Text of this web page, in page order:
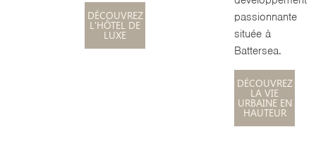
DÉCOUVREZ
L'HÔTEL DE
LUXE
passionnante
située à
Battersea.
DÉCOUVREZ
LA VIE
URBAINE EN
HAUTEUR